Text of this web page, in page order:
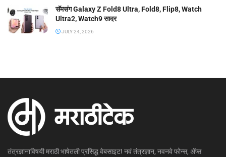
सॅमसंग Galaxy Z Fold8 Ultra, Fold8, Flip8, Watch
Ultra2, Watch9 सादर
JULY 24, 2026
तंत्रज्ञानाविषयी मराठी भाषेतली प्रसिद्ध वेबसाइट! नवं तंत्रज्ञान, नवनवे फोन्स, ॲप्स